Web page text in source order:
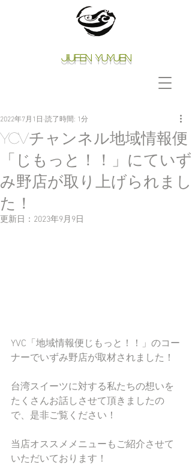
Jiufen Yuyuen
YCVチャンネル地域情報便
「じもっと！！」にていず
み野店が取り上げられまし
た！
2022年7月1日 読了時間: 1分
更新日： 2023年9月9日
YVC「地域情報便じもっと！！」のコー
ナーでいずみ野店が取材されました！
台湾スイーツに対する私たちの想いを
たくさんお話しさせて頂きましたの
で、是非ご覧ください！
当店オススメメニューもご紹介させて
いただいております！